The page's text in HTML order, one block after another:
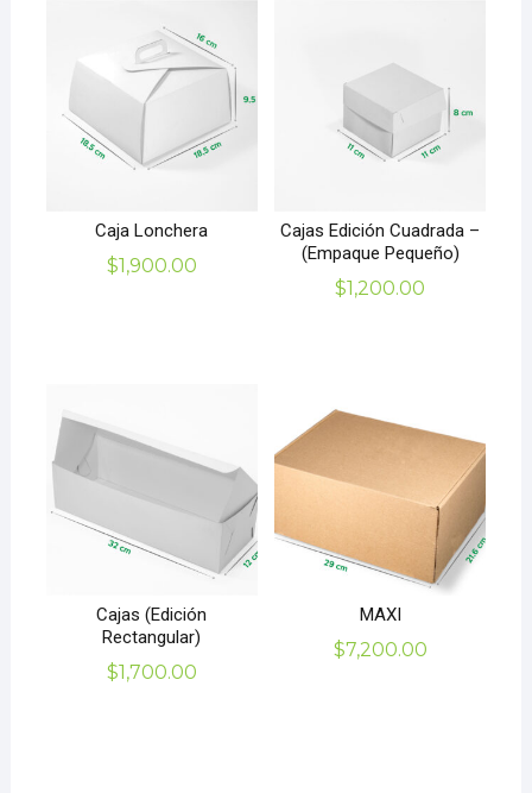
Caja Lonchera
$1,900.00
Cajas Edición Cuadrada –
(Empaque Pequeño)
$1,200.00
Cajas (Edición
Rectangular)
$1,700.00
MAXI
$7,200.00